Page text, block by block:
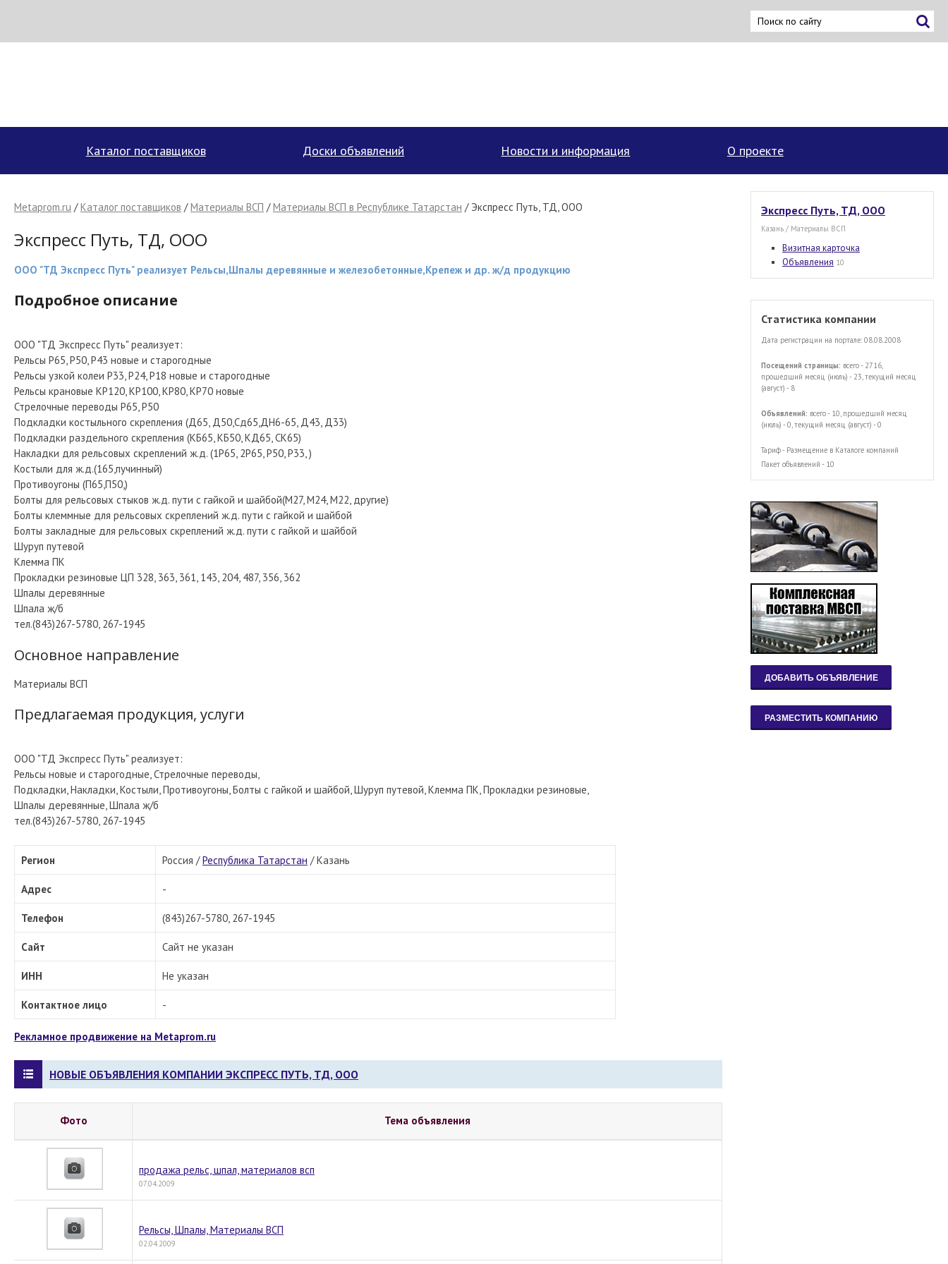
Каталог поставщиков Доски объявлений Новости и информация О проекте
Написать поставщику
Metaprom.ru /Каталог поставщиков /Материалы ВСП /Материалы ВСП в Республике Татарстан / Экспресс Путь, ТД, ООО
Экспресс Путь, ТД, ООО
ООО "ТД Экспресс Путь" реализует Рельсы,Шпалы деревянные и железобетонные,Крепеж и др. ж/д продукцию
Подробное описание
ООО "ТД Экспресс Путь" реализует:
Рельсы Р65, Р50, Р43 новые и старогодные
Рельсы узкой колеи Р33, Р24, Р18 новые и старогодные
Рельсы крановые КР120, КР100, КР80, КР70 новые
Стрелочные переводы Р65, Р50
Подкладки костыльного скрепления (Д65, Д50,Сд65,ДН6-65, Д43, Д33)
Подкладки раздельного скрепления (КБ65, КБ50, КД65, СК65)
Накладки для рельсовых скреплений ж.д. (1Р65, 2Р65, Р50, Р33, )
Костыли для ж.д.(165,пучинный)
Противоугоны (П65,П50,)
Болты для рельсовых стыков ж.д. пути с гайкой и шайбой(М27, М24, М22, другие)
Болты клеммные для рельсовых скреплений ж.д. пути с гайкой и шайбой
Болты закладные для рельсовых скреплений ж.д. пути с гайкой и шайбой
Шуруп путевой
Клемма ПК
Прокладки резиновые ЦП 328, 363, 361, 143, 204, 487, 356, 362
Шпалы деревянные
Шпала ж/б
тел.(843)267-5780, 267-1945
Основное направление
Материалы ВСП
Предлагаемая продукция, услуги
ООО "ТД Экспресс Путь" реализует:
Рельсы новые и старогодные, Стрелочные переводы,
Подкладки, Накладки, Костыли, Противоугоны, Болты с гайкой и шайбой, Шуруп путевой, Клемма ПК, Прокладки резиновые,
Шпалы деревянные, Шпала ж/б
тел.(843)267-5780, 267-1945
Регион Россия /Республика Татарстан /Казань
Адрес -
Телефон (843)267-5780, 267-1945
Сайт Сайт не указан
ИНН Не указан
Контактное лицо -
Рекламное продвижение на Metaprom.ru
НОВЫЕ ОБЪЯВЛЕНИЯ КОМПАНИИ ЭКСПРЕСС ПУТЬ, ТД, ООО
Фото Тема объявления
продажа рельс, шпал, материалов всп
07.04.2009
Рельсы, Шпалы, Материалы ВСП
02.04.2009
Экспресс Путь, ТД, ООО
Казань / Материалы ВСП
Визитная карточка
Объявления 10
Статистика компании
Дата регистрации на портале: 08.08.2008
Посещений страницы: всего - 2716,
прошедший месяц (июль) - 23, текущий месяц
(август) - 8
Объявлений: всего - 10, прошедший месяц
(июль) - 0, текущий месяц (август) - 0
Тариф - Размещение в Каталоге компаний
Пакет объявлений - 10